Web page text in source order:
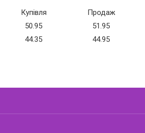
Купівля
Продаж
50.95
51.95
44.35 44.95